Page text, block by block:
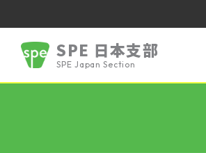
SPE 日本支部
SPE Japan Section